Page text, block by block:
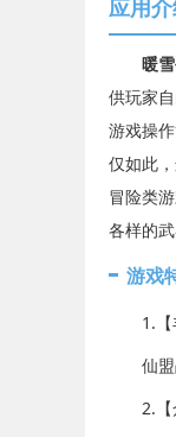
应用
暖
供玩家
游戏操
仅如此
冒险类
各样的
游戏
1.【丰
仙盟战
2.【众